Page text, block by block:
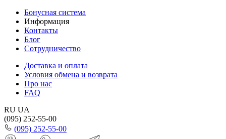
Бонусная система
Информация
Контакты
Блог
Сотрудничество
Доставка и оплата
Условия обмена и возврата
Про нас
FAQ
RU UA
(095) 252-55-00
(095) 252-55-00